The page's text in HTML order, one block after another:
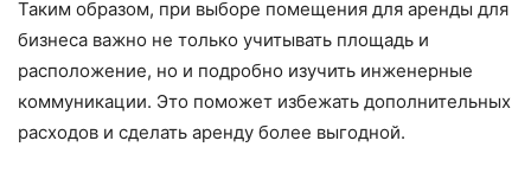
Таким образом, при выборе помещения для аренды для
бизнеса важно не только учитывать площадь и
расположение, но и подробно изучить инженерные
коммуникации. Это поможет избежать дополнительных
расходов и сделать аренду более выгодной.